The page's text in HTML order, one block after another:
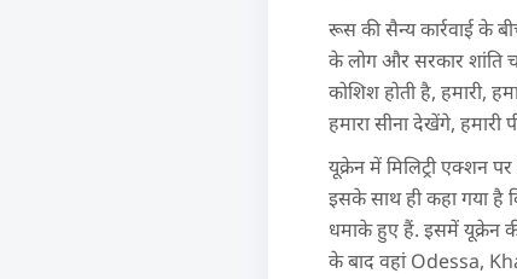
रूस की सैन्य कार्रवाई के
के लोग और सरकार शांति
कोशिश होती है, हमारी,
हमारा सीना देखेंगे, हमारी
यूक्रेन में मिलिट्री एक्शन
इसके साथ ही कहा गया है
धमाके हुए हैं. इसमें यूक्रेन
के बाद वहां Odessa,